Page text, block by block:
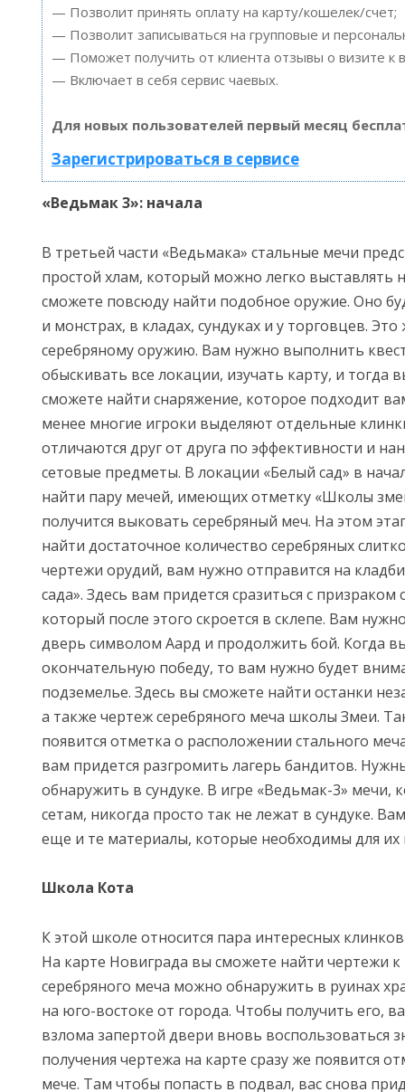
— Позволит принять оплату на карту/кошелек/счет;
— Позволит записываться на групповые и
— Поможет получить от клиента отзывы о визите к
— Включает в себя сервис чаевых.
Для новых пользователей первый месяц
Зарегистрироваться в сервисе
«Ведьмак 3»: начала
В третьей части «Ведьмака» стальные мечи
простой хлам, который можно легко выставлять
сможете повсюду найти подобное оружие. Оно
и монстрах, в кладах, сундуках и у торговцев. Это
серебряному оружию. Вам нужно выполнить
обыскивать все локации, изучать карту, и тогда
сможете найти снаряжение, которое подходит
менее многие игроки выделяют отдельные
отличаются друг от друга по эффективности и
сетовые предметы. В локации «Белый сад» в
найти пару мечей, имеющих отметку «Школы
получится выковать серебряный меч. На этом
найти достаточное количество серебряных
чертежи орудий, вам нужно отправится на
сада». Здесь вам придется сразиться с призраком
который после этого скроется в склепе. Вам
дверь символом Аард и продолжить бой. Когда
окончательную победу, то вам нужно будет
подземелье. Здесь вы сможете найти останки
а также чертеж серебряного меча школы Змеи.
появится отметка о расположении стального
вам придется разгромить лагерь бандитов.
обнаружить в сундуке. В игре «Ведьмак-3» мечи,
сетам, никогда просто так не лежат в сундуке.
еще и те материалы, которые необходимы для их
Школа Кота
К этой школе относится пара интересных
На карте Новиграда вы сможете найти чертежи
серебряного меча можно обнаружить в руинах
на юго-востоке от города. Чтобы получить его,
взлома запертой двери вновь воспользоваться
получения чертежа на карте сразу же появится
мече. Там чтобы попасть в подвал, вас снова